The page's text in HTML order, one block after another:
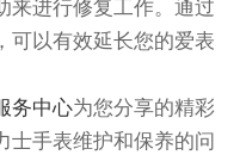
来进行修复工作。通过
可以有效延长您的爱表
务中心为您分享的精彩
士手表维护和保养的问